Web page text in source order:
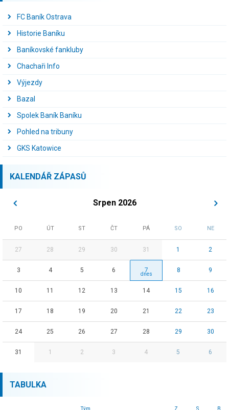
FC Baník Ostrava
Historie Baníku
Baníkovské fankluby
Chachaři Info
Výjezdy
Bazal
Spolek Baník Baníku
Pohled na tribuny
GKS Katowice
KALENDÁŘ ZÁPASŮ
Srpen 2026
PO ÚT ST ČT PÁ SO NE
27 28 29 30 31 1 2
3 4 5 6 7 8 9
10 11 12 13 14 15 16
17 18 19 20 21 22 23
24 25 26 27 28 29 30
31 1 2 3 4 5 6
TABULKA
Tým Z S B